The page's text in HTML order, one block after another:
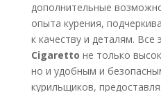
дополнительные
опыта курения,
к качеству и деталям.
Cigaretto не только
но и удобным и
курильщиков,